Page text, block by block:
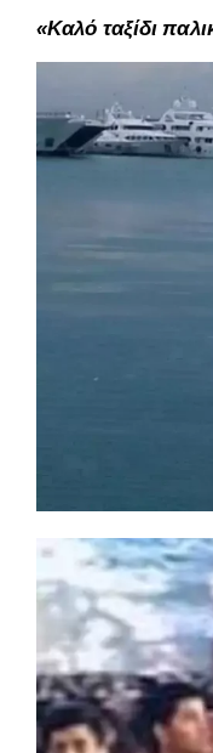
«Καλό ταξίδι